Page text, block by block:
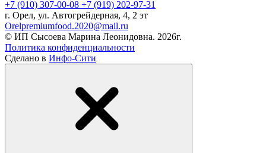
+7 (910) 307-00-08 +7 (919) 202-97-31
г. Орел, ул. Автогрейдерная, 4, 2 эт
Orelpremiumfood.2020@mail.ru
© ИП Сысоева Марина Леонидовна. 2026г.
Политика конфиденциальности
Сделано в Инфо-Сити